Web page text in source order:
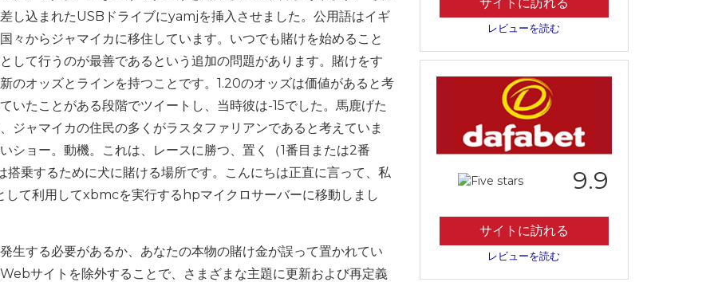
し込まれたUSBドライブにyamjを挿入させました。公用語はイギ
々からジャマイカに移住しています。いつでも賭けを始めること
して行うのが最善であるという追加の問題があります。賭けをす
のオッズとラインを持つことです。1.20のオッズは価値があると考
たことがある段階でツイートし、当時彼は-15でした。馬鹿げた
ジャマイカの住民の多くがラスタファリアンであると考えていま
ショー。動機。これは、レースに勝つ、置く（1番目または2番
乗するために犬に賭ける場所です。こんにちは正直に言って、私
て利用してxbmcを実行するhpマイクロサーバーに移動しまし
生する必要があるか、あなたの本物の賭け金が誤って置かれてい
サイトを除外することで、さまざまな主題に更新および再定義
レビューを読む
9.9
サイトに訪れる
レビューを読む